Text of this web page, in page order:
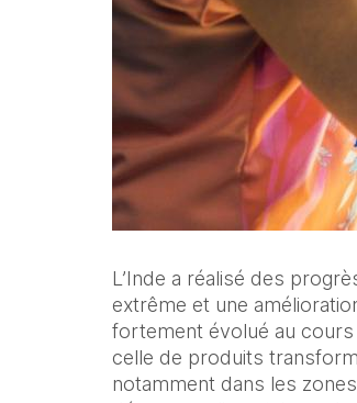
L’Inde a réalisé des
extrême et une
fortement évolué au
celle de produits
notamment dans les